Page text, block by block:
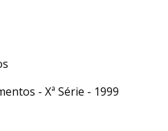
- Xª Série - 1999